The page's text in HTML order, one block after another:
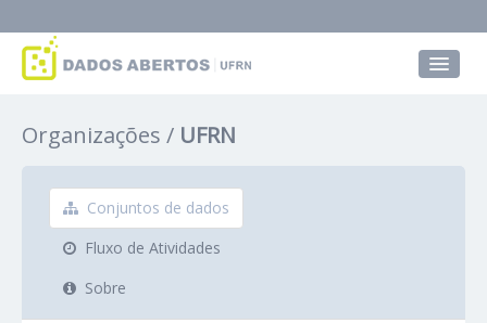
Grupos
Sobre
Organizações UFRN
Conjuntos de dados
Fluxo de Atividades
Sobre